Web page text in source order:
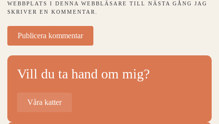
WEBBPLATS I DENNA WEBBLÄSARE TILL NÄSTA GÅNG JAG
SKRIVER EN KOMMENTAR.
Publicera kommentar
Vill du ta hand om mig?
Våra katter